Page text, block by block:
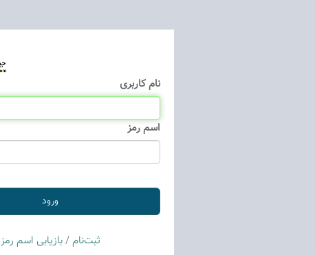
نام كاربری
اسم رمز
ثبت‌نام/بازیابی اسم رمز